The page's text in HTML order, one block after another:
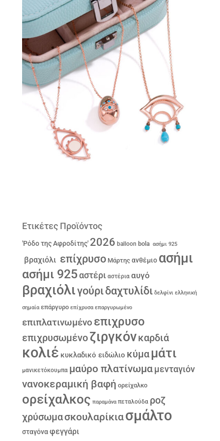
Ετικέτες Προϊόντος
'Ρόδο της Αφροδίτης' 2026 balloon bola ασήμι 925
βραχιόλι επίχρυσο Μάρτης ανθέμιο ασήμι
ασήμι 925αστέρι αστέρια αυγό
βραχιόλιγούριδαχτυλίδι δελφίνι ελληνική
σημαία επάργυρο επίχρυσα επαργυρωμένο
επιπλατινωμένο επιχρυσο
επιχρυσωμένοζιργκόνκαρδιά
κολιέ κυκλαδικό ειδώλιο κύμα μάτι
μανικετόκουμπα μαύρο πλατίνωμα μενταγιόν
νανοκεραμική βαφή ορείχαλκο
ορείχαλκος παραμάνα πεταλούδα ροζ
χρύσωμασκουλαρίκιασμάλτο
σταγόνα φεγγάρι